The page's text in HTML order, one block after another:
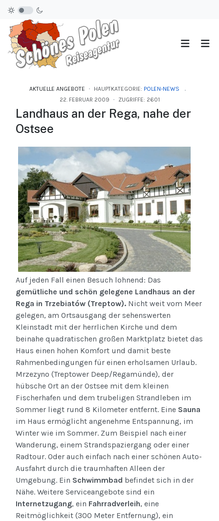
AKTUELLE ANGEBOTE HAUPTKATEGORIE: POLEN-NEWS
22. FEBRUAR 2009
ZUGRIFFE: 2601
Landhaus an der Rega, nahe der
Ostsee
Auf jeden Fall einen Besuch lohnend: Das
gemütliche und schön gelegene Landhaus an der
Rega in Trzebiatów (Treptow). Nicht weit vom Meer
gelegen, am Ortsausgang der sehenswerten
Kleinstadt mit der herrlichen Kirche und dem
beinahe quadratischen großen Marktplatz bietet das
Haus einen hohen Komfort und damit beste
Rahmenbedingungen für einen erholsamen Urlaub.
Mrzezyno (Treptower Deep/Regamünde), der
hübsche Ort an der Ostsee mit dem kleinen
Fischerhafen und dem trubeligen Strandleben im
Sommer liegt rund 8 Kilometer entfernt. Eine Sauna
im Haus ermöglicht angenehme Entspannung, im
Winter wie im Sommer. Zum Beispiel nach einer
Wanderung, einem Strandspaziergang oder einer
Radtour. Oder auch einfach nach einer schönen Auto-
Ausfahrt durch die traumhaften Alleen der
Umgebung. Ein Schwimmbad befindet sich in der
Nähe. Weitere Serviceangebote sind ein
Internetzugang, ein Fahrradverleih, eine
Reitmöglichkeit (300 Meter Entfernung), ein